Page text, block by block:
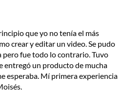
que yo no tenía el más
crear y editar un video. Se pudo
pero fue todo lo contrario. Tuvo
entregó un producto de mucha
esperaba. Mí primera experiencia